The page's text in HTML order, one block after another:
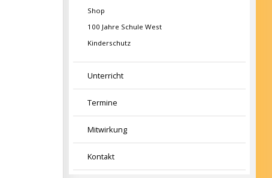
Shop
100 Jahre Schule West
Kinderschutz
Unterricht
Termine
Mitwirkung
Kontakt